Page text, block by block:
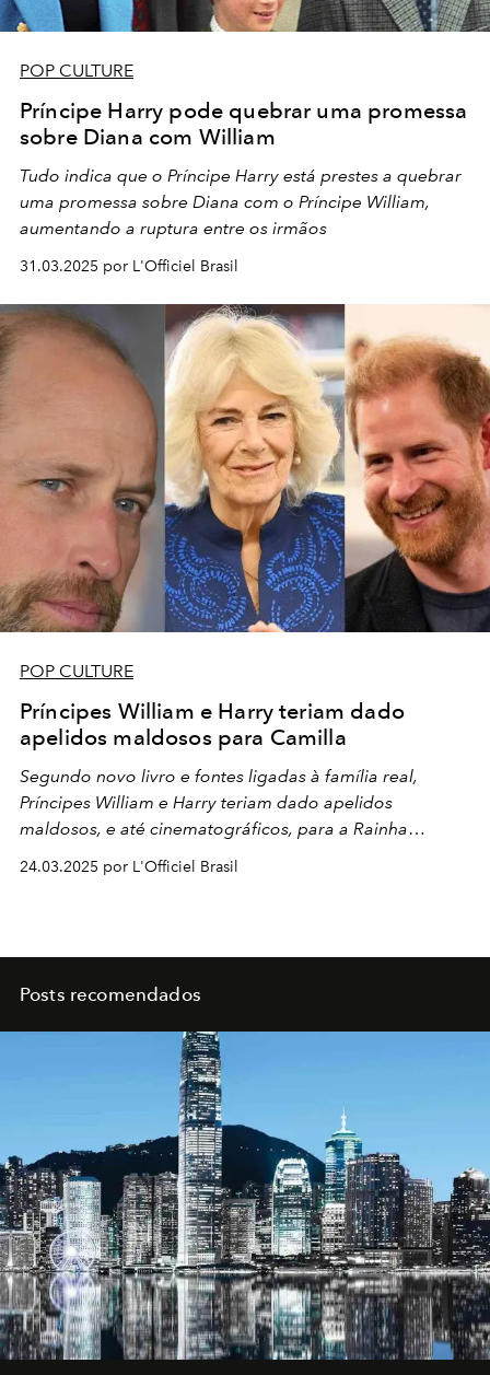
POP CULTURE
Príncipe Harry pode quebrar uma promessa
sobre Diana com William
Tudo indica que o Príncipe Harry está prestes a quebrar
uma promessa sobre Diana com o Príncipe William,
aumentando a ruptura entre os irmãos
31.03.2025 por L'Officiel Brasil
POP CULTURE
Príncipes William e Harry teriam dado
apelidos maldosos para Camilla
Segundo novo livro e fontes ligadas à família real,
Príncipes William e Harry teriam dado apelidos
maldosos, e até cinematográficos, para a Rainha
24.03.2025 por L'Officiel Brasil
Posts recomendados